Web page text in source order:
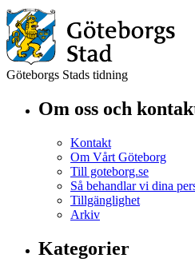
Göteborgs Stads tidning
Om oss och
Kontakt
Om Vårt Göteborg
Till goteborg.se
Så behandlar vi dina
Tillgänglighet
Arkiv
Kategorier